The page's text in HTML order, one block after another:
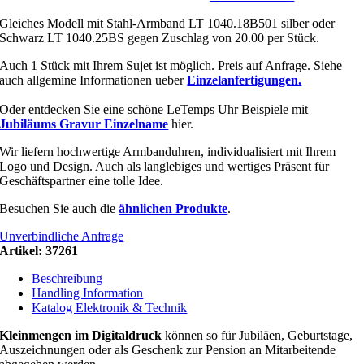
Gleiches Modell mit Stahl-Armband LT 1040.18B501 silber oder
Schwarz LT 1040.25BS gegen Zuschlag von 20.00 per Stück.
Auch 1 Stück mit Ihrem Sujet ist möglich. Preis auf Anfrage. Siehe
auch allgemine Informationen ueberEinzelanfertigungen.
Oder entdecken Sie eine schöne LeTemps Uhr Beispiele mit
Jubiläums Gravur Einzelname hier.
Wir liefern hochwertige Armbanduhren, individualisiert mit Ihrem
Logo und Design. Auch als langlebiges und wertiges Präsent für
Geschäftspartner eine tolle Idee.
Besuchen Sie auch dieähnlichen Produkte.
Unverbindliche Anfrage
Artikel:37261
Beschreibung
Handling Information
Katalog Elektronik & Technik
Kleinmengen im Digitaldruck können so für Jubiläen, Geburtstage,
Auszeichnungen oder als Geschenk zur Pension an Mitarbeitende